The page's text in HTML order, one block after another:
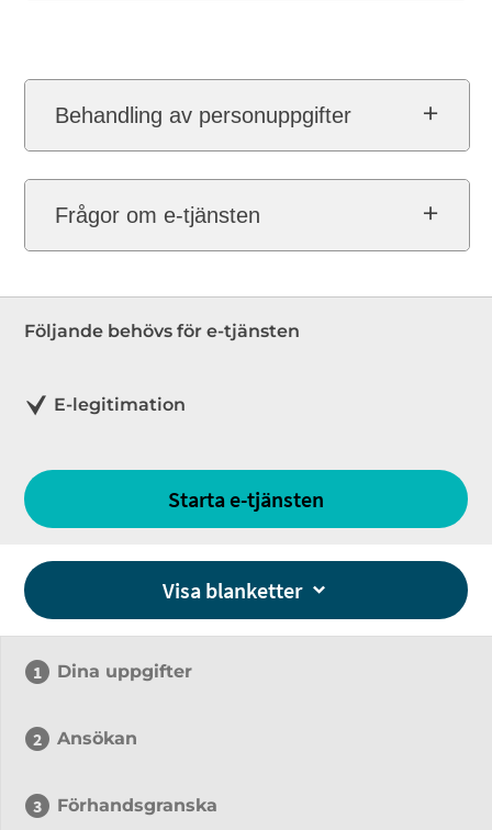
Behandling av personuppgifter
Frågor om e-tjänsten
Följande behövs för e-tjänsten
E-legitimation
Starta e-tjänsten
Visa blanketter
Dina uppgifter
Ansökan
Förhandsgranska